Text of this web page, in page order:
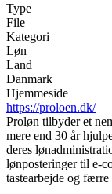
Type
File
Kategori
Løn
Land
Danmark
Hjemmeside
https://proloen.dk/
Proløn tilbyder et
mere end 30 år
deres
lønposteringer til e-
tastearbejde og færre